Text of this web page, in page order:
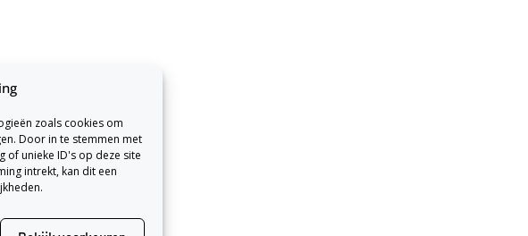
zoals cookies om
Door in te stemmen met
of unieke ID's op deze site
intrekt, kan dit een